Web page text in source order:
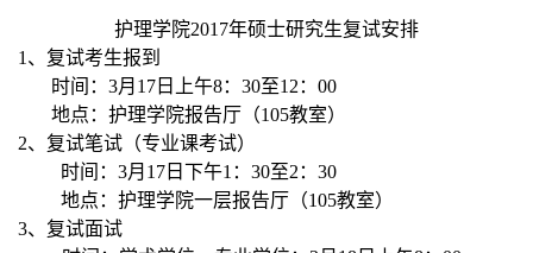
护理学院2017年硕士研究生复试安排
1 、复试考生报到
时间：3月17日上午8：30至12：00
地点：护理学院报告厅（105教室）
2、复试笔试（专业课考试）
时间：3月17日下午1：30至2：30
地点：护理学院一层报告厅（105教室）
3、复试面试